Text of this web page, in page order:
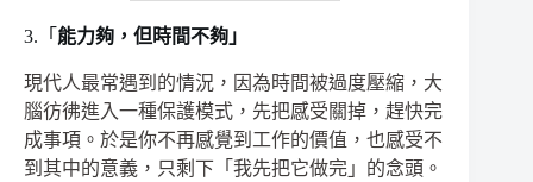
3.「 能力夠，但時間不夠」
現代人最常遇到的情況，因為時間被過度壓縮，大
腦彷彿進入一種保護模式，先把感受關掉，趕快完
成事項。於是你不再感覺到工作的價值，也感受不
到其中的意義，只剩下「我先把它做完」的念頭。